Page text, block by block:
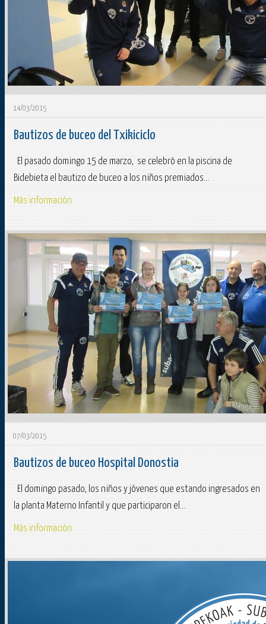
14/03/2015
Bautizos de buceo del Txikiciclo
El pasado domingo 15 de marzo, se celebró en la piscina de
Bidebieta el bautizo de buceo a los niños premiados...
Más información
07/03/2015
Bautizos de buceo Hospital Donostia
El domingo pasado, los niños y jóvenes que estando ingresados en
la planta Materno Infantil y que participaron el...
Más información